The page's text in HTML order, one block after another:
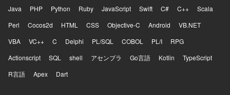
Java PHP Python Ruby JavaScript Swift C# C++
Scala
Perl
Cocos2d HTML CSS Objective-C Android
VB.NET
VBA
VC++ C Delphi PL/SQL COBOL PL/I
RPG
Actionscript
SQL shell アセンブラ Go言語 Kotlin
TypeScript
R言語
Apex Dart